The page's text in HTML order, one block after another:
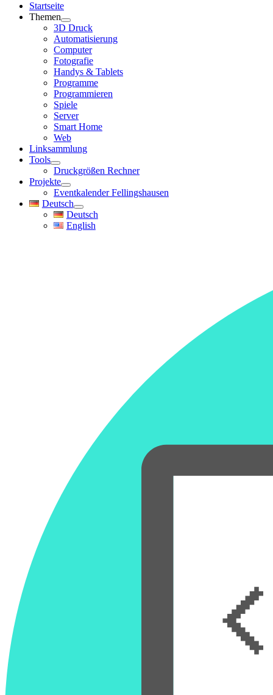
Startseite
Themen
3D Druck
Automatisierung
Computer
Fotografie
Handys & Tablets
Programme
Programmieren
Spiele
Server
Smart Home
Web
Linksammlung
Tools
Druckgrößen Rechner
Projekte
Eventkalender Fellingshausen
Deutsch
Deutsch
English